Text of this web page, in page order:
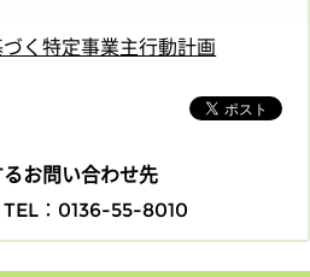
く特定事業主行動計画
お問い合わせ先
TEL：0136-55-8010